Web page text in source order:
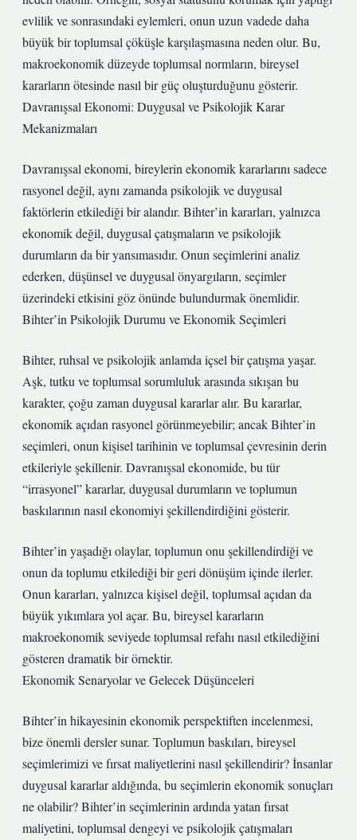
evlilik ve sonrasındaki eylemleri, onun uzun vadede daha
büyük bir toplumsal çöküşle karşılaşmasına neden olur. Bu,
makroekonomik düzeyde toplumsal normların, bireysel
kararların ötesinde nasıl bir güç oluşturduğunu gösterir.
Davranışsal Ekonomi: Duygusal ve Psikolojik Karar
Mekanizmaları
Davranışsal ekonomi, bireylerin ekonomik kararlarını sadece
rasyonel değil, aynı zamanda psikolojik ve duygusal
faktörlerin etkilediği bir alandır. Bihter’in kararları, yalnızca
ekonomik değil, duygusal çatışmaların ve psikolojik
durumların da bir yansımasıdır. Onun seçimlerini analiz
ederken, düşünsel ve duygusal önyargıların, seçimler
üzerindeki etkisini göz önünde bulundurmak önemlidir.
Bihter’in Psikolojik Durumu ve Ekonomik Seçimleri
Bihter, ruhsal ve psikolojik anlamda içsel bir çatışma yaşar.
Aşk, tutku ve toplumsal sorumluluk arasında sıkışan bu
karakter, çoğu zaman duygusal kararlar alır. Bu kararlar,
ekonomik açıdan rasyonel görünmeyebilir; ancak Bihter’in
seçimleri, onun kişisel tarihinin ve toplumsal çevresinin derin
etkileriyle şekillenir. Davranışsal ekonomide, bu tür
“irrasyonel” kararlar, duygusal durumların ve toplumun
baskılarının nasıl ekonomiyi şekillendirdiğini gösterir.
Bihter’in yaşadığı olaylar, toplumun onu şekillendirdiği ve
onun da toplumu etkilediği bir geri dönüşüm içinde ilerler.
Onun kararları, yalnızca kişisel değil, toplumsal açıdan da
büyük yıkımlara yol açar. Bu, bireysel kararların
makroekonomik seviyede toplumsal refahı nasıl etkilediğini
gösteren dramatik bir örnektir.
Ekonomik Senaryolar ve Gelecek Düşünceleri
Bihter’in hikayesinin ekonomik perspektiften incelenmesi,
bize önemli dersler sunar. Toplumun baskıları, bireysel
seçimlerimizi ve fırsat maliyetlerini nasıl şekillendirir? İnsanlar
duygusal kararlar aldığında, bu seçimlerin ekonomik sonuçları
ne olabilir? Bihter’in seçimlerinin ardında yatan fırsat
maliyetini, toplumsal dengeyi ve psikolojik çatışmaları